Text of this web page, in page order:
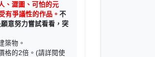
、澀圖、可怕的元
有爭議性的作品。不
意努力嘗試看看，突
築物。
格的2倍。(請詳閱使